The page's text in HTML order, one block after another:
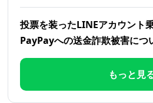
投票を装ったLINEアカウント
PayPayへの送金詐欺被害につ
もっと見